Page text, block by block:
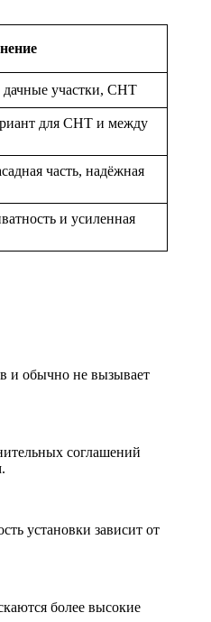
дачные участки, СНТ
для СНТ и между
часть, надёжная
и усиленная
и обычно не вызывает
соглашений
установки зависит от
более высокие